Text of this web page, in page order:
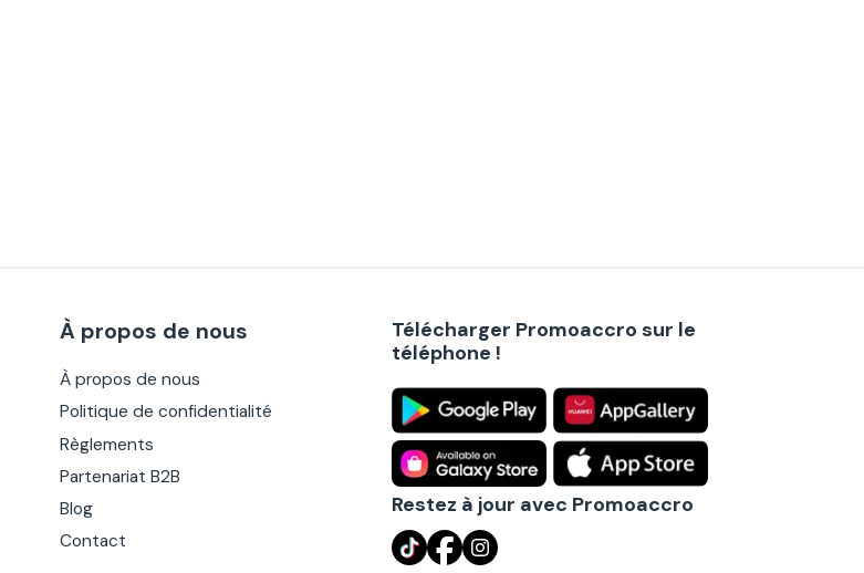
À propos de nous
À propos de nous
Politique de confidentialité
Règlements
Partenariat B2B
Blog
Contact
Télécharger Promoaccro sur le
téléphone !
Restez à jour avec Promoaccro